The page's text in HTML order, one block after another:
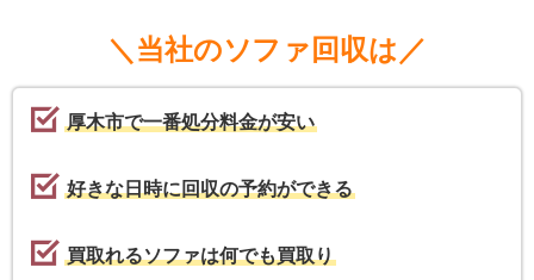
＼当社のソファ回収は／
厚木市で一番処分料金が安い
好きな日時に回収の予約ができる
買取れるソファは何でも買取り